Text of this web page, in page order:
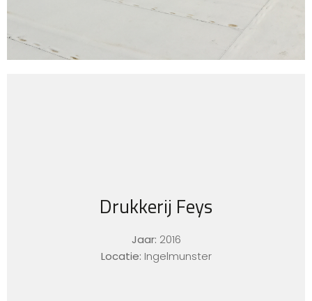
Drukkerij Feys
Jaar: 2016
Locatie: Ingelmunster